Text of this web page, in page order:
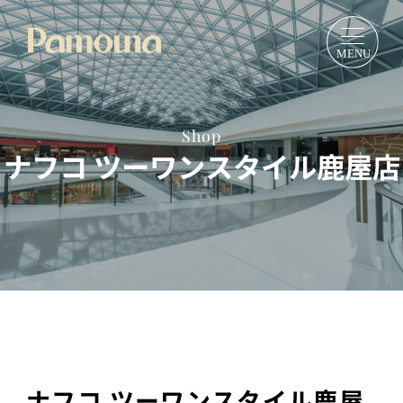
Shop
ナフコ ツーワンスタイル鹿屋店